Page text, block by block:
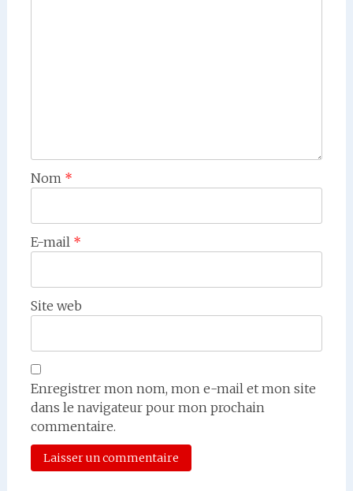
Nom *
E-mail *
Site web
Enregistrer mon nom, mon e-mail et mon site
dans le navigateur pour mon prochain
commentaire.